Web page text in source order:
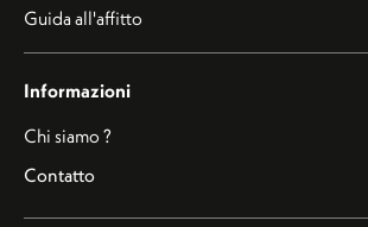
Guida all'affitto
Informazioni
Chi siamo ?
Contatto